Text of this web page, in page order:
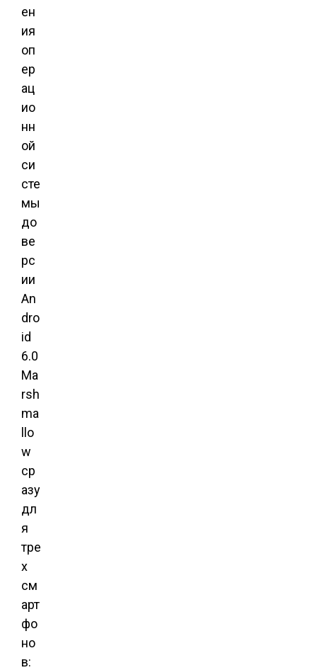
ен
ия
оп
ер
ац
ио
нн
ой
си
сте
мы
до
ве
рс
ии
An
dro
id
6.0
Ma
rsh
ma
llo
w
ср
азу
дл
я
тре
х
см
арт
фо
но
в: